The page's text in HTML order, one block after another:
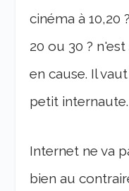
cinéma à 10,20
20 ou 30 ?
en cause. Il
petit internaute.
Internet ne va
bien au